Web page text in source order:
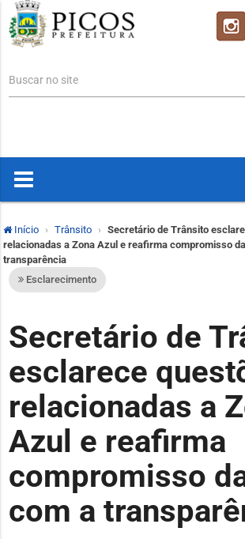
Buscar no site
Início Trânsito
Secretário de Trânsito
relacionadas a Zona Azul e reafirma compromisso
transparência
Esclarecimento
Secretário de
esclarece
relacionadas a
Azul e reafirma
compromisso
com a